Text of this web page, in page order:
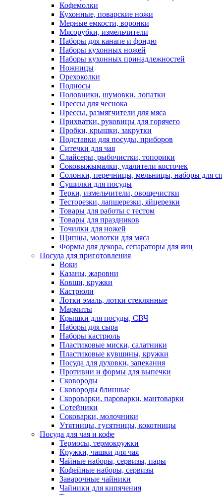
Кофемолки
Кухонные, поварские ножи
Мерные емкости, воронки
Мясорубки, измельчители
Наборы для канапе и фондю
Наборы кухонных ножей
Наборы кухонных принадлежностей
Ножницы
Орехоколки
Подносы
Половники, шумовки, лопатки
Прессы для чеснока
Прессы, размягчители для мяса
Прихватки, руковицы для горячего
Пробки, крышки, закрутки
Подставки для посуды, приборов
Ситечки для чая
Слайсеры, рыбочистки, топорики
Соковыжымалки, удалители косточек
Солонки, перечницы, мельницы, наборы для
Сушилки для посуды
Терки, измельчители, овощечистки
Тесторезки, лапшерезки, яйцерезки
Товары для работы с тестом
Товары для праздников
Точилки для ножей
Щипцы, молотки для мяса
Формы для декора, сепараторы для яиц
Посуда для приготовления
Воки
Казаны, жаровни
Ковши, кружки
Кастрюли
Лотки эмаль, лотки стеклянные
Мармиты
Крышки для посуды, СВЧ
Наборы для сыра
Наборы кастрюль
Пластиковые миски, салатники
Пластиковые кувшины, кружки
Посуда для духовки, запекания
Противни и формы для выпечки
Сковороды
Сковороды блинные
Скороварки, пароварки, мантоварки
Сотейники
Соковарки, молочники
Утятницы, гусятницы, кокотницы
Посуда для чая и кофе
Термосы, термокружки
Кружки, чашки для чая
Чайные наборы, сервизы, пары
Кофейные наборы, сервизы
Заварочные чайники
Чайники для кипячения